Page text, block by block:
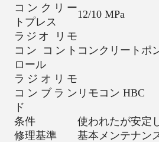
コンクリー
トプレス
12/10 MPa
ラジオ リモ
コン コント
ロール
コンクリートポ
ラジオリモ
コンブラン
ド
リモコン HBC
条件
使われたが安定
修理基準
基本メンテナン